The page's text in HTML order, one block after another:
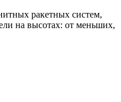
ракетных систем,
на высотах: от меньших,